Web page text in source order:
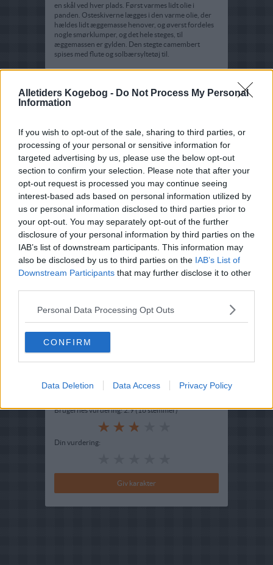
Alletiders Kogebog - Do Not Process My Personal
Information
If you wish to opt-out of the sale, sharing to third parties, or
processing of your personal or sensitive information for
targeted advertising by us, please use the below opt-out
section to confirm your selection. Please note that after your
opt-out request is processed you may continue seeing
interest-based ads based on personal information utilized by
us or personal information disclosed to third parties prior to
your opt-out. You may separately opt-out of the further
disclosure of your personal information by third parties on the
IAB’s list of downstream participants. This information may
also be disclosed by us to third parties on the IAB’s List of
Downstream Participants that may further disclose it to other
Personal Data Processing Opt Outs
CONFIRM
Data Deletion Data Access Privacy Policy
en skål ved hver plads. Først varmes lidt olie i
panden. Osteskiverne lægges i den varme olie, der
hældes lidt æggemasse henover, og øverst fordeles
nogle smørklumper, og det hele steges, til
æggemassen er gylden. Den stegte camembert
spises med flute og solbærsyltetøj til.
Opskriftsinfo
Hovedingrediens :
Brugernes vurdering:2.9(16stemmer)
Din vurdering: